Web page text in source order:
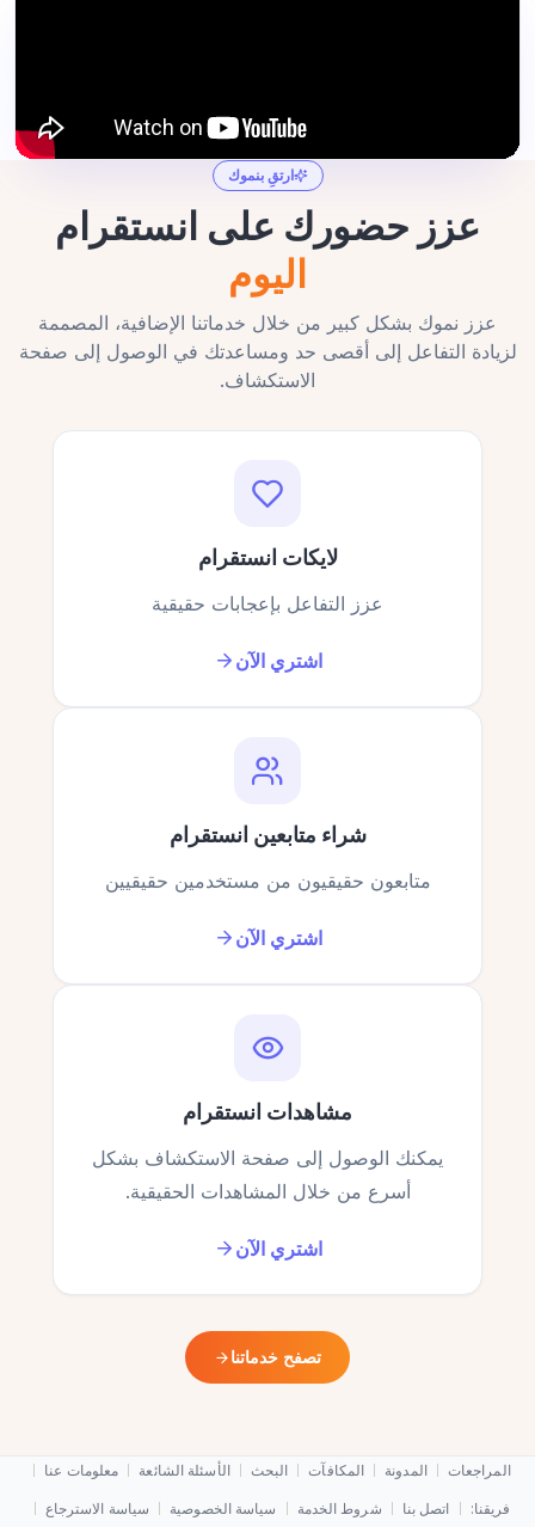
ارتقِ بنموك
عزز حضورك على انستقرام
اليوم
عزز نموك بشكل كبير من خلال خدماتنا الإضافية، المصممة
لزيادة التفاعل إلى أقصى حد ومساعدتك في الوصول إلى صفحة
الاستكشاف.
لايكات انستقرام
عزز التفاعل بإعجابات حقيقية
اشتري الآن
شراء متابعين انستقرام
متابعون حقيقيون من مستخدمين حقيقيين
اشتري الآن
مشاهدات انستقرام
يمكنك الوصول إلى صفحة الاستكشاف بشكل
أسرع من خلال المشاهدات الحقيقية.
اشتري الآن
تصفح خدماتنا
المراجعات المدونة المكافآت البحث الأسئلة الشائعة معلومات عنا
فريقنا: اتصل بنا شروط الخدمة سياسة الخصوصية سياسة الاسترجاع